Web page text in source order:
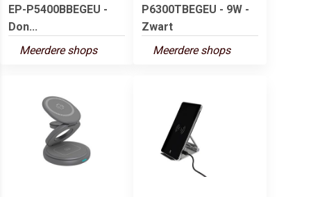
EP-P5400BBEGEU -
Don...
Meerdere shops
P6300TBEGEU - 9W -
Zwart
Meerdere shops